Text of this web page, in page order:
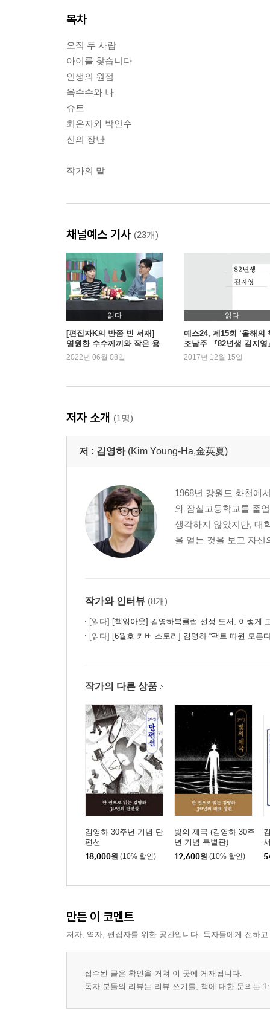
목차
오직 두 사람
아이를 찾습니다
인생의 원점
옥수수와 나
슈트
최은지와 박인수
신의 장난
작가의 말
채널예스 기사 (23개)
읽다
[편집자K의 반쯤 빈 서재]
영원한 수수께끼와 작은 용
기
2022년 06월 08일
읽다
예스24, 제15회 ‘올해의
조남주 『82년생 김지영
1위
2017년 12월 15일
저자 소개 (1명)
저 : 김영하 (Kim Young-Ha,金英夏)
1968년 강원도 화천에
와 잠실고등학교를 졸
생각하지 않았지만, 대
을 얻는 것을 보고 자신
작가와 인터뷰 (8개)
[읽다] [책읽아웃] 김영하북클럽 선정 도서, 이렇게 고
[읽다] [6월호 커버 스토리] 김영하 “팩트 따윈 모른다.
작가의 다른 상품
김영하 30주년 기념 단
편선
18,000원 (10% 할인)
빛의 제국 (김영하 30주
년 기념 특별판)
12,600원 (10% 할인)
만든 이 코멘트
저자, 역자, 편집자를 위한 공간입니다. 독자들에게 전하
접수된 글은 확인을 거쳐 이 곳에 게재됩니다.
독자 분들의 리뷰는 리뷰 쓰기를, 책에 대한 문의는